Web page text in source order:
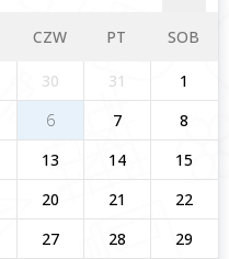
CZW PT SOB
30 31
1
6 7
8
13 14
15
20 21
22
27 28
29